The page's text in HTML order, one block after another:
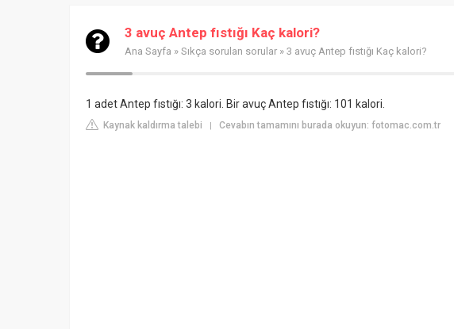
3 avuç Antep fıstığı Kaç kalori?
Ana Sayfa » Sıkça sorulan sorular » 3 avuç Antep fıstığı Kaç kalori?
1 adet Antep fıstığı: 3 kalori. Bir avuç Antep fıstığı: 101 kalori.
Kaynak kaldırma talebi | Cevabın tamamını burada okuyun: fotomac.com.tr